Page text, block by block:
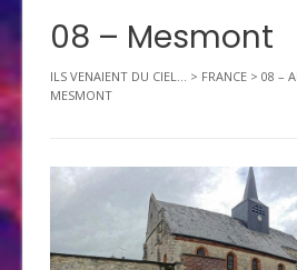
08 – Mesmont
ILS VENAIENT DU CIEL... > FRANCE > 08 –
MESMONT